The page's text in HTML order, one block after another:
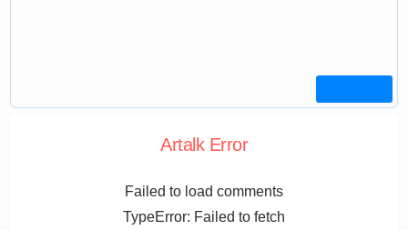
Artalk Error
Failed to load comments
TypeError: Failed to fetch